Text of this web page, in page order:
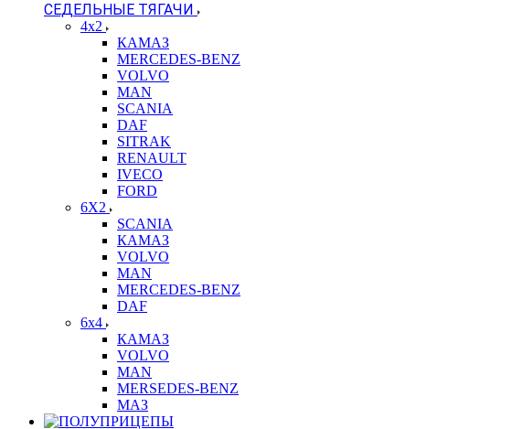
СЕДЕЛЬНЫЕ ТЯГАЧИ
4x2
КАМАЗ
MERCEDES-BENZ
VOLVO
MAN
SCANIA
DAF
SITRAK
RENAULT
IVECO
FORD
6X2
SCANIA
КАМАЗ
VOLVO
MAN
MERCEDES-BENZ
DAF
6x4
КАМАЗ
VOLVO
MAN
MERSEDES-BENZ
МАЗ